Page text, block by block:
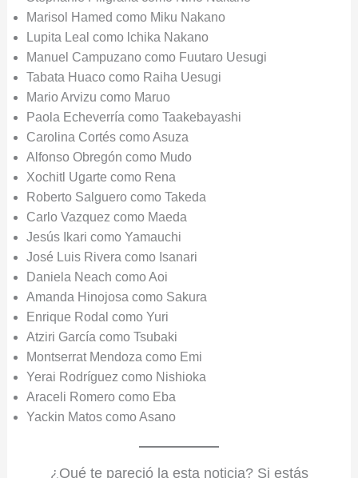
Marisol Hamed como Miku Nakano
Lupita Leal como lchika Nakano
Manuel Campuzano como Fuutaro Uesugi
Tabata Huaco como Raiha Uesugi
Mario Arvizu como Maruo
Paola Echeverría como Taakebayashi
Carolina Cortés como Asuza
Alfonso Obregón como Mudo
Xochitl Ugarte como Rena
Roberto Salguero como Takeda
Carlo Vazquez como Maeda
Jesús Ikari como Yamauchi
José Luis Rivera como Isanari
Daniela Neach como Aoi
Amanda Hinojosa como Sakura
Enrique Rodal como Yuri
Atziri García como Tsubaki
Montserrat Mendoza como Emi
Yerai Rodríguez como Nishioka
Araceli Romero como Eba
Yackin Matos como Asano
¿Qué te pareció la esta noticia? Si estás